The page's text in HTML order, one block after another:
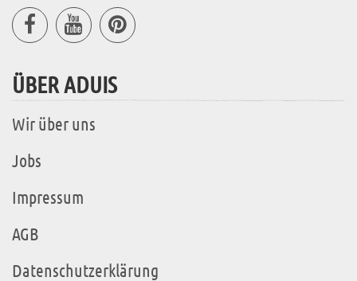
ÜBER ADUIS
Wir über uns
Jobs
Impressum
AGB
Datenschutzerklärung